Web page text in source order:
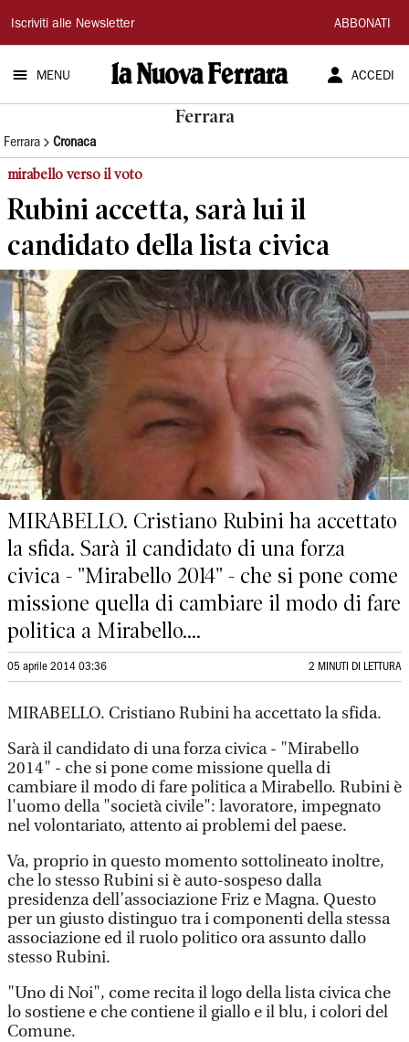
La
Nuova
Ferrara
Iscriviti alle Newsletter ABBONATI
MENU ACCEDI
Ferrara
Ferrara Cronaca
mirabello verso il voto
Rubini accetta, sarà lui il
candidato della lista civica
MIRABELLO. Cristiano Rubini ha accettato
la sfida. Sarà il candidato di una forza
civica - "Mirabello 2014" - che si pone come
missione quella di cambiare il modo di fare
politica a Mirabello....
05 aprile 2014 03:36 2 MINUTI DI LETTURA
MIRABELLO. Cristiano Rubini ha accettato la sfida.
Sarà il candidato di una forza civica - "Mirabello
2014" - che si pone come missione quella di
cambiare il modo di fare politica a Mirabello. Rubini è
l'uomo della "società civile": lavoratore, impegnato
nel volontariato, attento ai problemi del paese.
Va, proprio in questo momento sottolineato inoltre,
che lo stesso Rubini si è auto-sospeso dalla
presidenza dell’associazione Friz e Magna. Questo
per un giusto distinguo tra i componenti della stessa
associazione ed il ruolo politico ora assunto dallo
stesso Rubini.
"Uno di Noi", come recita il logo della lista civica che
lo sostiene e che contiene il giallo e il blu, i colori del
Comune.